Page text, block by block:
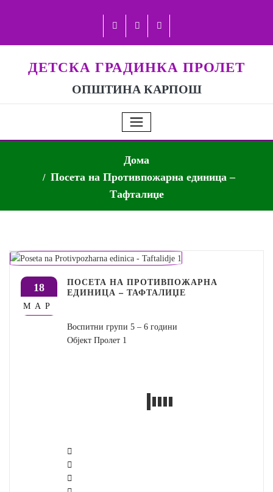
ДЕТСКА ГРАДИНКА ПРОЛЕТ
ОПШТИНА КАРПОШ
Дома
Посета на Противпожарна единица –
Тафталиџе
18
МАР
ПОСЕТА НА ПРОТИВПОЖАРНА
ЕДИНИЦА – ТАФТАЛИЏЕ
Воспитни групи 5 – 6 години
Објект Пролет 1